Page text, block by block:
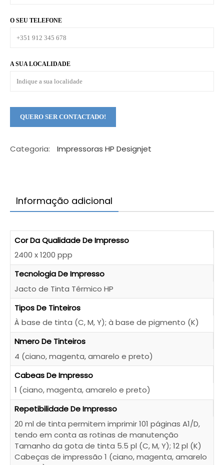
O SEU TELEFONE
A SUA LOCALIDADE
Categoria: Impressoras HP Designjet
Informação adicional
Cor Da Qualidade De Impresso
2400 x 1200 ppp
Tecnologia De Impresso
Jacto de Tinta Térmico HP
Tipos De Tinteiros
À base de tinta (C, M, Y); à base de pigmento (K)
Nmero De Tinteiros
4 (ciano, magenta, amarelo e preto)
Cabeas De Impresso
1 (ciano, magenta, amarelo e preto)
Repetibilidade De Impresso
20 ml de tinta permitem imprimir 101 páginas A1/D,
tendo em conta as rotinas de manutenção
Tamanho da gota de tinta 5.5 pl (C, M, Y); 12 pl (K)
Cabeças de impressão 1 (ciano, magenta, amarelo
Qual é a máquina ideal para o seu
negócio?
Evite erros na escolha. Fale com um especialista